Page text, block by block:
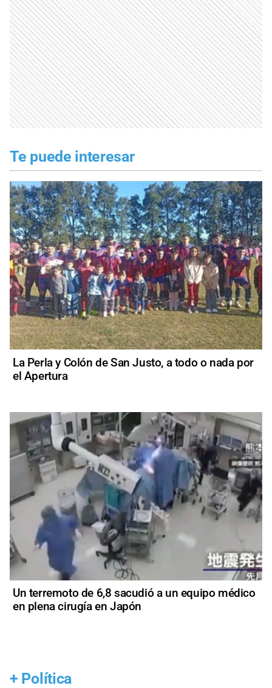
Te puede interesar
La Perla y Colón de San Justo, a todo o nada por
el Apertura
Un terremoto de 6,8 sacudió a un equipo médico
en plena cirugía en Japón
+ Política